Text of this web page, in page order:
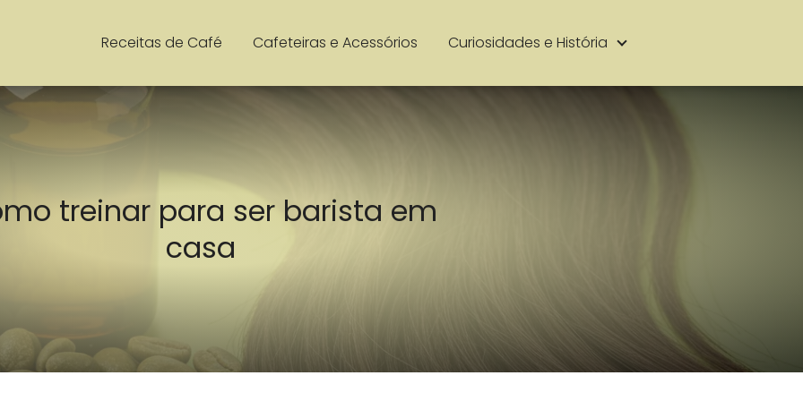
Receitas de Café Cafeteiras e Acessórios Curiosidades e História
treinar para ser barista em
casa